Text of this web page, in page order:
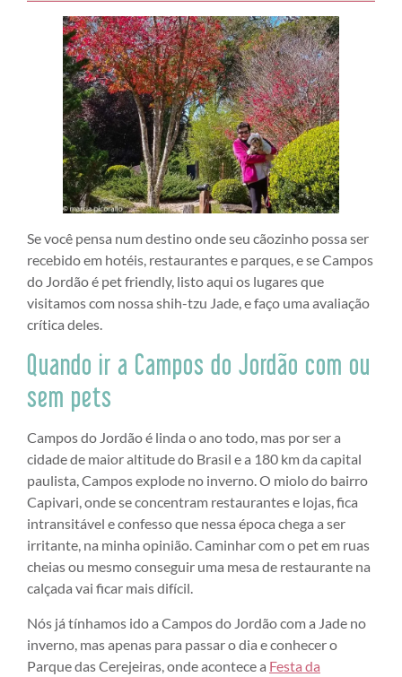
Se você pensa num destino onde seu cãozinho possa ser
recebido em hotéis, restaurantes e parques, e se Campos
do Jordão é pet friendly, listo aqui os lugares que
visitamos com nossa shih-tzu Jade, e faço uma avaliação
crítica deles.
Quando ir a Campos do Jordão com ou
sem pets
Campos do Jordão é linda o ano todo, mas por ser a
cidade de maior altitude do Brasil e a 180 km da capital
paulista, Campos explode no inverno. O miolo do bairro
Capivari, onde se concentram restaurantes e lojas, fica
intransitável e confesso que nessa época chega a ser
irritante, na minha opinião. Caminhar com o pet em ruas
cheias ou mesmo conseguir uma mesa de restaurante na
calçada vai ficar mais difícil.
Nós já tínhamos ido a Campos do Jordão com a Jade no
inverno, mas apenas para passar o dia e conhecer o
Parque das Cerejeiras, onde acontece a Festa da